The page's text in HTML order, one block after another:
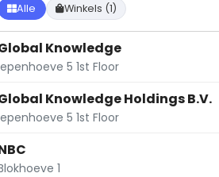
Alle Winkels (1)
Knowledge
5 1st Floor
Knowledge Holdings B.V.
5 1st Floor
1